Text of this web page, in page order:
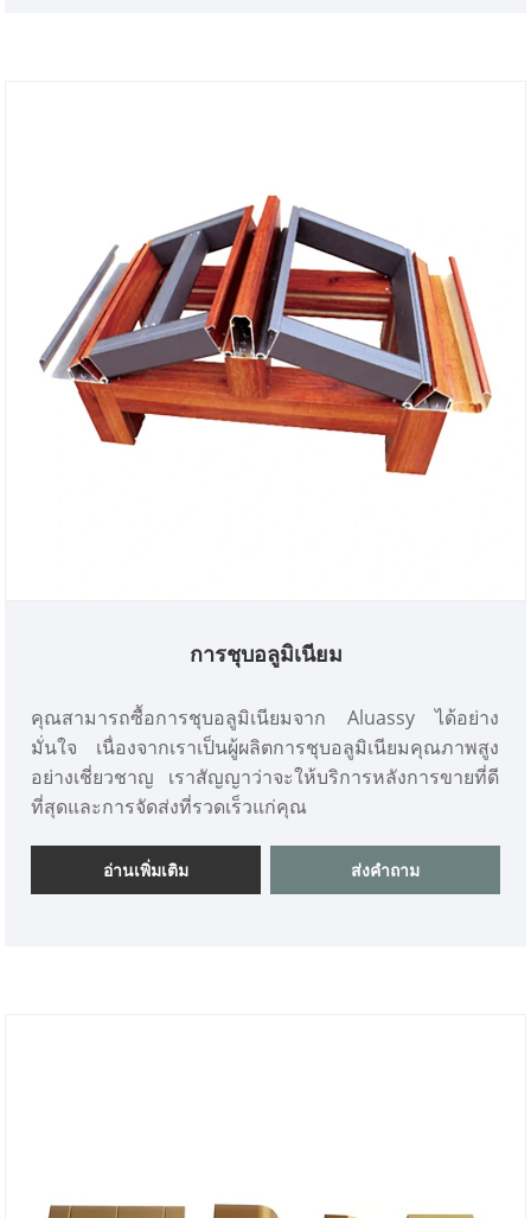
การชุบอลูมิเนียม
คุณสามารถซื้อการชุบอลูมิเนียมจาก Aluassy ได้อย่าง
มั่นใจ เนื่องจากเราเป็นผู้ผลิตการชุบอลูมิเนียมคุณภาพสูง
อย่างเชี่ยวชาญ เราสัญญาว่าจะให้บริการหลังการขายที่ดี
ที่สุดและการจัดส่งที่รวดเร็วแก่คุณ
อ่านเพิ่มเติม ส่งคำถาม